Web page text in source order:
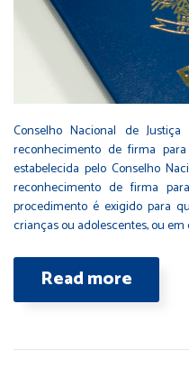
Conselho Nacional de
reconhecimento de firma
estabelecida pelo Conselho
reconhecimento de firma
procedimento é exigido para
crianças ou adolescentes, ou em
Read more